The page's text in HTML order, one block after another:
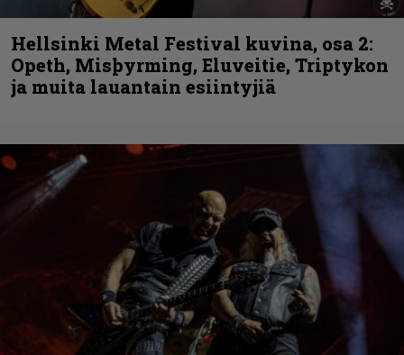
Hellsinki Metal Festival kuvina, osa 2:
Opeth, Misþyrming, Eluveitie, Triptykon
ja muita lauantain esiintyjiä